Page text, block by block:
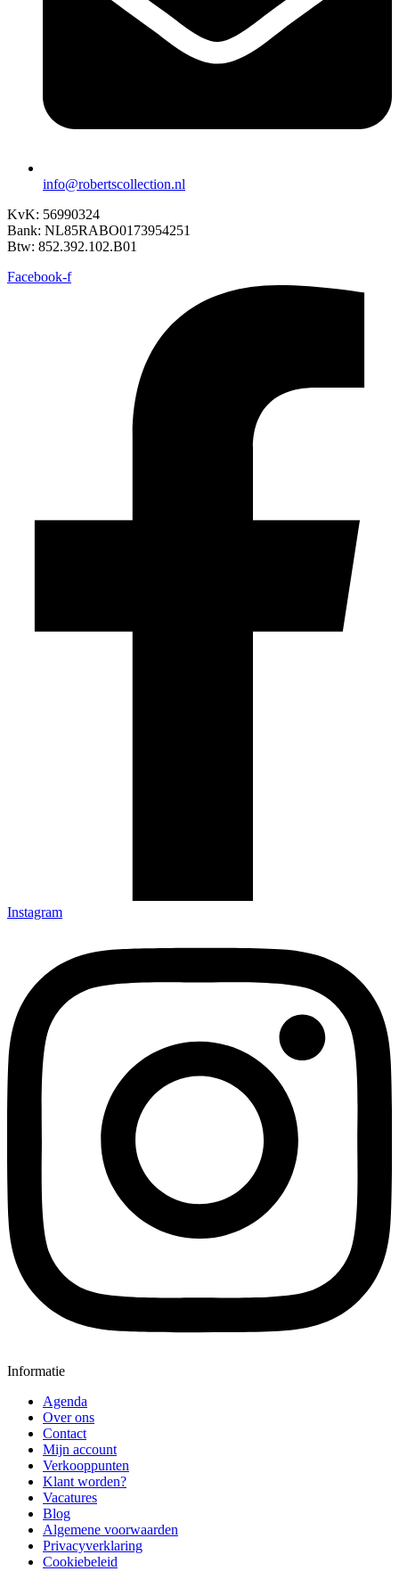
info@robertscollection.nl
KvK: 56990324
Bank: NL85RABO0173954251
Btw: 852.392.102.B01
Facebook-f
Instagram
Informatie
Agenda
Over ons
Contact
Mijn account
Verkooppunten
Klant worden?
Vacatures
Blog
Algemene voorwaarden
Privacyverklaring
Cookiebeleid